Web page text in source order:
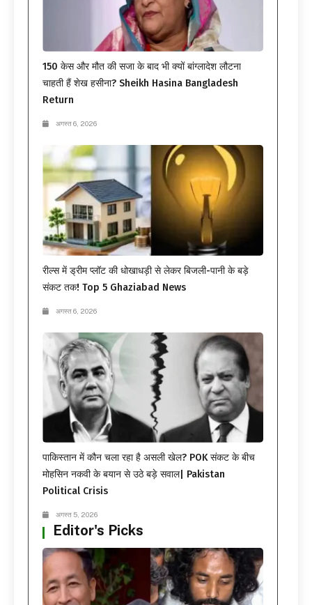
150 केस और मौत की सजा के बाद भी क्यों बांग्लादेश लौटना
चाहती हैं शेख हसीना? Sheikh Hasina Bangladesh
Return
अगस्त 6, 2026
रील्स में ड्रीम प्लॉट की धोखाधड़ी से लेकर बिजली-पानी के बड़े
संकट तक! Top 5 Ghaziabad News
अगस्त 6, 2026
पाकिस्तान में कौन चला रहा है असली खेल? POK संकट के बीच
मोहसिन नकवी के बयान से उठे बड़े सवाल| Pakistan
Political Crisis
अगस्त 5, 2026
Editor's Picks